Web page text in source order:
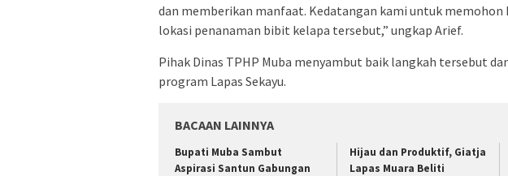
dan memberikan manfaat. Kedatangan kami untuk memohon
lokasi penanaman bibit kelapa tersebut,” ungkap Arief.
Pihak Dinas TPHP Muba menyambut baik langkah tersebut
program Lapas Sekayu.
BACAAN LAINNYA
Bupati Muba Sambut
Aspirasi Santun Gabungan
Hijau dan Produktif, Giatja
Lapas Muara Beliti